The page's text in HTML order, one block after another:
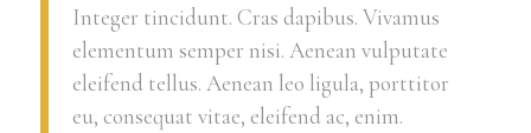
Integer tincidunt. Cras dapibus. Vivamus
elementum semper nisi. Aenean vulputate
eleifend tellus. Aenean leo ligula, porttitor
eu, consequat vitae, eleifend ac, enim.